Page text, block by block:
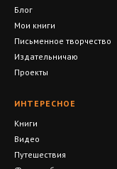
Блог
Мои книги
Письменное творчество
Издательничаю
Проекты
ИНТЕРЕСНОЕ
Книги
Видео
Путешествия